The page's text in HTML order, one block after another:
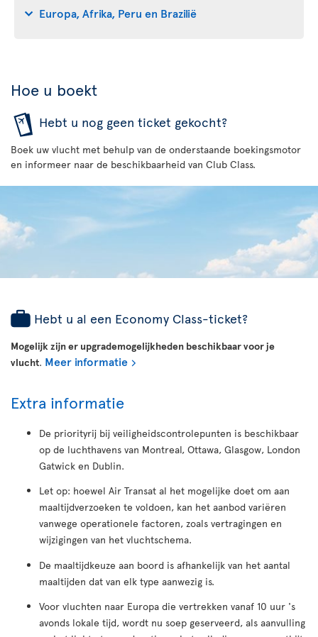
Europa, Afrika, Peru en Brazilië
Hoe u boekt
Hebt u nog geen ticket gekocht?
Boek uw vlucht met behulp van de onderstaande boekingsmotor
en informeer naar de beschikbaarheid van Club Class.
Hebt u al een Economy Class-ticket?
Mogelijk zijn er upgrademogelijkheden beschikbaar voor je
vlucht. Meer informatie
Extra informatie
De priorityrij bij veiligheidscontrolepunten is beschikbaar
op de luchthavens van Montreal, Ottawa, Glasgow, London
Gatwick en Dublin.
Let op: hoewel Air Transat al het mogelijke doet om aan
maaltijdverzoeken te voldoen, kan het aanbod variëren
vanwege operationele factoren, zoals vertragingen en
wijzigingen van het vluchtschema.
De maaltijdkeuze aan boord is afhankelijk van het aantal
maaltijden dat van elk type aanwezig is.
Voor vluchten naar Europa die vertrekken vanaf 10 uur 's
avonds lokale tijd, wordt nu soep geserveerd, als aanvulling